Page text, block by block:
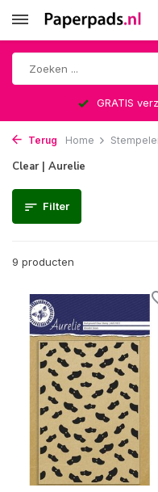
GRATIS
Terug Home
Clear | Aurelie
Filter
9 producten